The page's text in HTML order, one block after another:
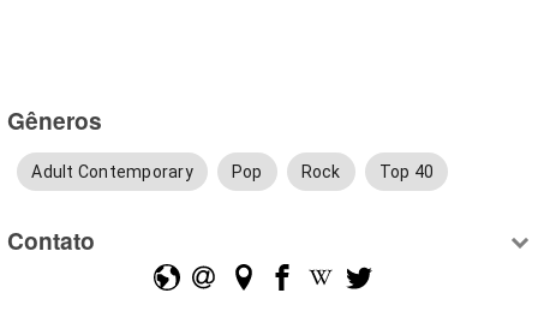
Gêneros
Adult Contemporary Pop Rock Top 40
Contato